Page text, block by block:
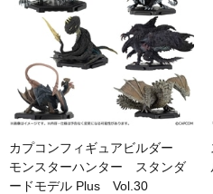
カプコンフィギュアビルダー
モンスターハンター スタンダ
ードモデル Plus Vol.30